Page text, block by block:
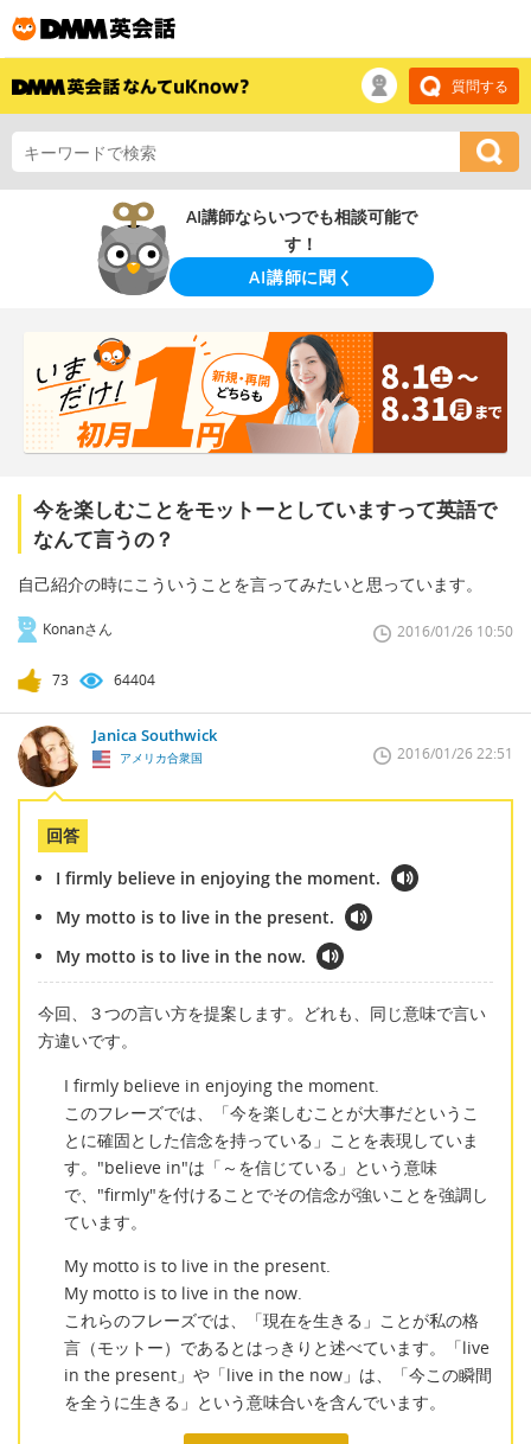
質問する
AI講師ならいつでも相談可能で
す！
AI講師に聞く
今を楽しむことをモットーとしていますって英語で
なんて言うの？
自己紹介の時にこういうことを言ってみたいと思っています。
Konanさん 2016/01/26 10:50
73 64404
Janica Southwick
アメリカ合衆国 2016/01/26 22:51
回答
I firmly believe in enjoying the moment.
My motto is to live in the present.
My motto is to live in the now.
今回、３つの言い方を提案します。どれも、同じ意味で言い
方違いです。
I firmly believe in enjoying the moment.
このフレーズでは、「今を楽しむことが大事だというこ
とに確固とした信念を持っている」ことを表現していま
す。"believe in"は「～を信じている」という意味
で、"firmly"を付けることでその信念が強いことを強調し
ています。
My motto is to live in the present.
My motto is to live in the now.
これらのフレーズでは、「現在を生きる」ことが私の格
言（モットー）であるとはっきりと述べています。「live
in the present」や「live in the now」は、「今この瞬間
を全うに生きる」という意味合いを含んでいます。